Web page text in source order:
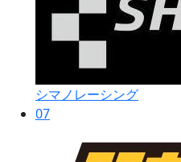
シマノレーシング
07